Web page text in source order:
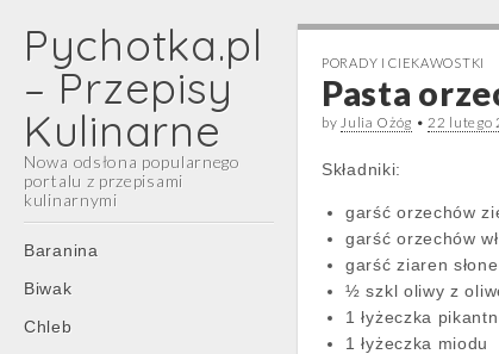
Pychotka.pl
– Przepisy
Kulinarne
Nowa odsłona popularnego
portalu z przepisami
kulinarnymi
Main
menu
Skip
content
Baranina
Biwak
Chleb
PORADY I CIEKAWOSTKI
Pasta
byJulia Ożóg •22 lutego
Składniki:
garść orzechów
garść orzechów
garść ziaren
½ szkl oliwy z
1 łyżeczka
1 łyżeczka miodu